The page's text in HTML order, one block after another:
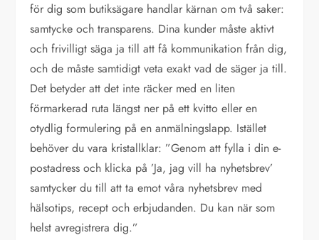
för dig som butiksägare handlar kärnan om två saker:
samtycke och transparens. Dina kunder måste aktivt
och frivilligt säga ja till att få kommunikation från dig,
och de måste samtidigt veta exakt vad de säger ja till.
Det betyder att det inte räcker med en liten
förmarkerad ruta längst ner på ett kvitto eller en
otydlig formulering på en anmälningslapp. Istället
behöver du vara kristallklar: ”Genom att fylla i din e-
postadress och klicka på ’Ja, jag vill ha nyhetsbrev’
samtycker du till att ta emot våra nyhetsbrev med
hälsotips, recept och erbjudanden. Du kan när som
helst avregistrera dig.”